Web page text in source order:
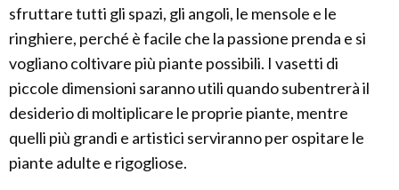
sfruttare tutti gli spazi, gli angoli, le mensole e le
ringhiere, perché è facile che la passione prenda e si
vogliano coltivare più piante possibili. I vasetti di
piccole dimensioni saranno utili quando subentrerà il
desiderio di moltiplicare le proprie piante, mentre
quelli più grandi e artistici serviranno per ospitare le
piante adulte e rigogliose.